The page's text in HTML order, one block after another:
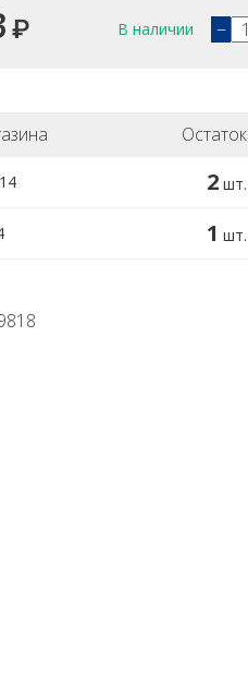
₽ В наличии −
Остаток
2 шт.
1 шт.